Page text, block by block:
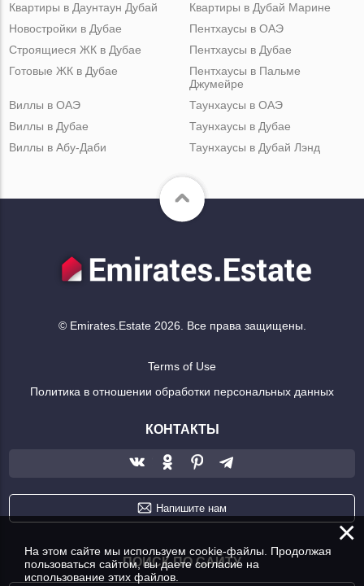
Квартиры в Даунтаун Дубай
Квартиры в Дубай Марине
Новостройки в Дубае
Строящиеся ЖК в Дубае
Готовые ЖК в Дубае
Пентхаусы в ОАЭ
Пентхаусы в Дубае
Пентхаусы в Пальме
Джумейре
Виллы в ОАЭ
Виллы в Дубае
Виллы в Абу-Даби
Таунхаусы в ОАЭ
Таунхаусы в Дубае
Таунхаусы в Дубай Лэнд
© Emirates.Estate 2026. Все права защищены.
Terms of Use
Политика в отношении обработки персональных данных
КОНТАКТЫ
Напишите нам
ПОИСК ПО САЙТУ
×
На этом сайте мы используем cookie-файлы. Продолжая
пользоваться сайтом, вы даете согласие на
использование этих файлов.